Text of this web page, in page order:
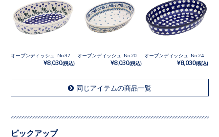
オーブンディッシュ No.377Y
¥8,030(税込) ¥8,030(税込)
オーブンディッシュ No.247X
¥8,030(税込)
同じアイテムの商品一覧
ピックアップ